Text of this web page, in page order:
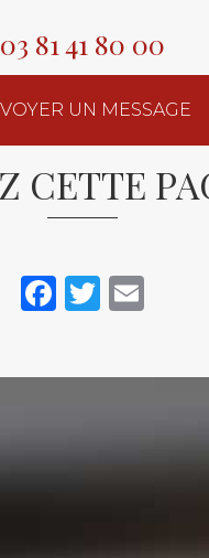
03 81 41 80 00
UN MESSAGE
CETTE
Facebook
Twitter